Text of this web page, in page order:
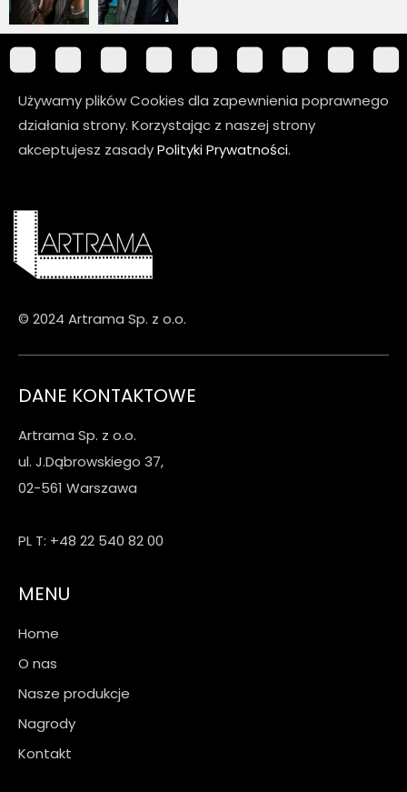
Używamy plików Cookies dla zapewnienia poprawnego
działania strony. Korzystając z naszej strony
akceptujesz zasadyPolityki Prywatności.
© 2024 Artrama Sp. z o.o.
DANE KONTAKTOWE
Artrama Sp. z o.o.
ul. J.Dąbrowskiego 37,
02-561 Warszawa
PL T: +48 22 540 82 00
MENU
Home
O nas
Nasze produkcje
Nagrody
Kontakt